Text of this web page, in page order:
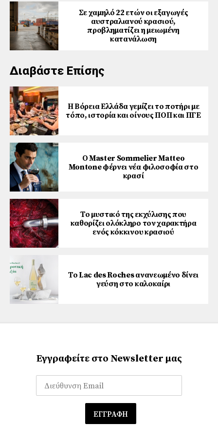
Σε χαμηλό 22 ετών οι εξαγωγές
αυστραλιανού κρασιού,
προβληματίζει η μειωμένη
κατανάλωση
Διαβάστε Επίσης
Η Βόρεια Ελλάδα γεμίζει το ποτήρι με
τόπο, ιστορία και οίνους ΠΟΠ και ΠΓΕ
Ο Master Sommelier Matteo
Montone φέρνει νέα φιλοσοφία στο
κρασί
Το μυστικό της εκχύλισης που
καθορίζει ολόκληρο τον χαρακτήρα
ενός κόκκινου κρασιού
Το Lac des Roches ανανεωμένο δίνει
γεύση στο καλοκαίρι
Εγγραφείτε στο Newsletter μας